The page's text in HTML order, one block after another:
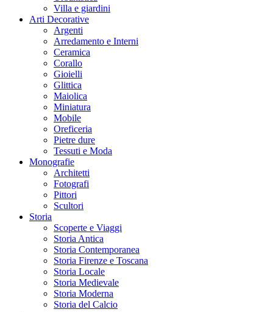
Villa e giardini
Arti Decorative
Argenti
Arredamento e Interni
Ceramica
Corallo
Gioielli
Glittica
Maiolica
Miniatura
Mobile
Oreficeria
Pietre dure
Tessuti e Moda
Monografie
Architetti
Fotografi
Pittori
Scultori
Storia
Scoperte e Viaggi
Storia Antica
Storia Contemporanea
Storia Firenze e Toscana
Storia Locale
Storia Medievale
Storia Moderna
Storia del Calcio